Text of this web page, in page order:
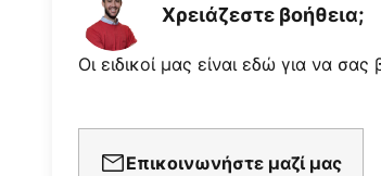
Χρειάζεστε βοήθεια;
Οι ειδικοί μας είναι εδώ για να
Επικοινωνήστε μαζί μας